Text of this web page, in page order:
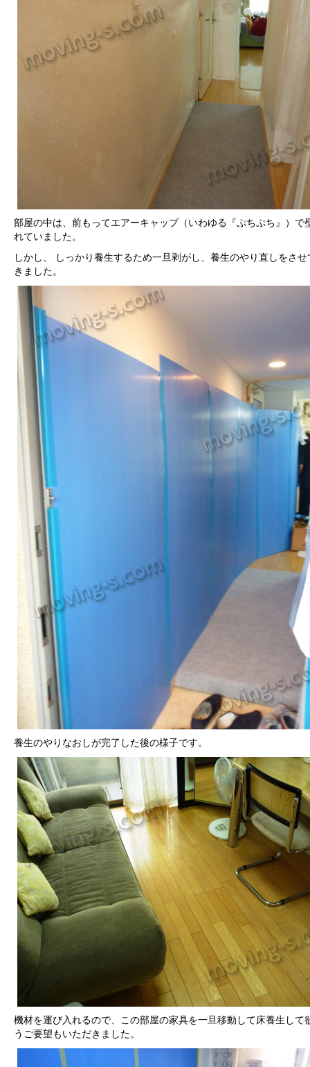
部屋の中は、前もってエアーキャップ（いわゆる『ぷちぷち』）で
れていました。
しかし、 しっかり養生するため一旦剥がし、養生のやり直しをさせ
きました。
養生のやりなおしが完了した後の様子です。
機材を運び入れるので、この部屋の家具を一旦移動して床養生して
うご要望もいただきました。